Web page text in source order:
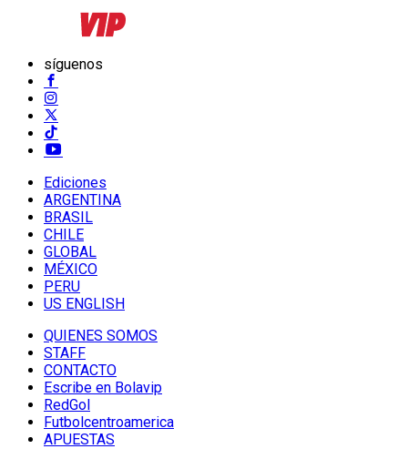
síguenos
Ediciones
ARGENTINA
BRASIL
CHILE
GLOBAL
MÉXICO
PERU
US ENGLISH
QUIENES SOMOS
STAFF
CONTACTO
Escribe en Bolavip
RedGol
Futbolcentroamerica
APUESTAS